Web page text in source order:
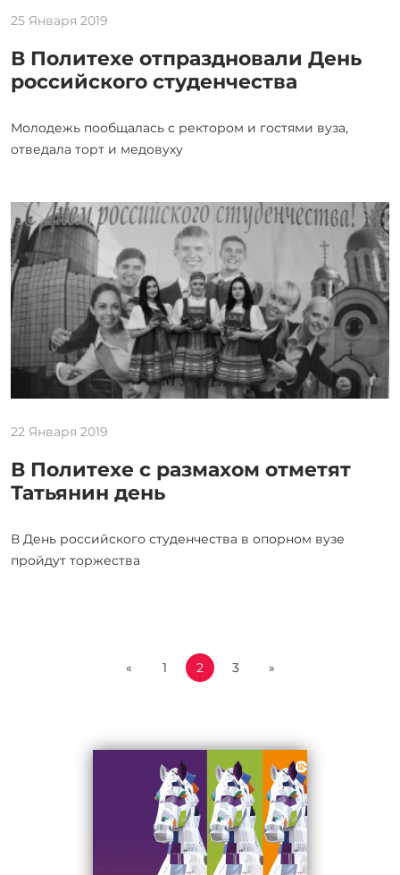
25 Января 2019
В Политехе отпраздновали День
российского студенчества
Молодежь пообщалась с ректором и гостями вуза,
отведала торт и медовуху
22 Января 2019
В Политехе с размахом отметят
Татьянин день
В День российского студенчества в опорном вузе
пройдут торжества
« 1 2 3 »